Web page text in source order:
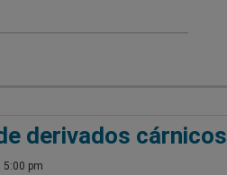
derivados cárnicos
5:00 pm